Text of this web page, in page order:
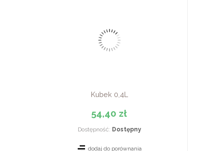
Kubek 0,4L
54,40 zł
Dostępność: Dostępny
dodaj do porównania